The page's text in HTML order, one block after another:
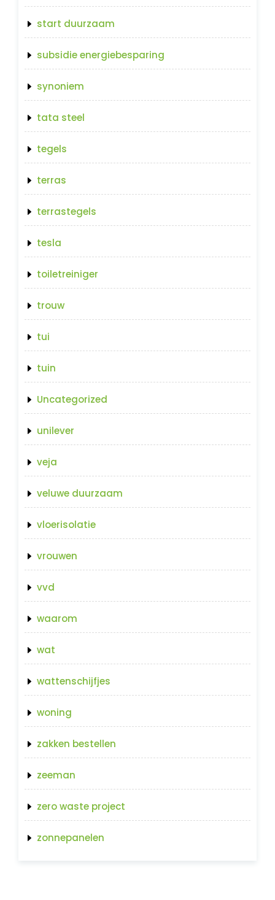
start duurzaam
subsidie energiebesparing
synoniem
tata steel
tegels
terras
terrastegels
tesla
toiletreiniger
trouw
tui
tuin
Uncategorized
unilever
veja
veluwe duurzaam
vloerisolatie
vrouwen
vvd
waarom
wat
wattenschijfjes
woning
zakken bestellen
zeeman
zero waste project
zonnepanelen